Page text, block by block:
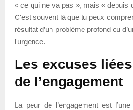
« ce qui ne va pas », mais « depuis
C’est souvent là que tu peux
résultat d’un problème profond ou
l’urgence.
Les excuses
de l’engagement
La peur de l’engagement est